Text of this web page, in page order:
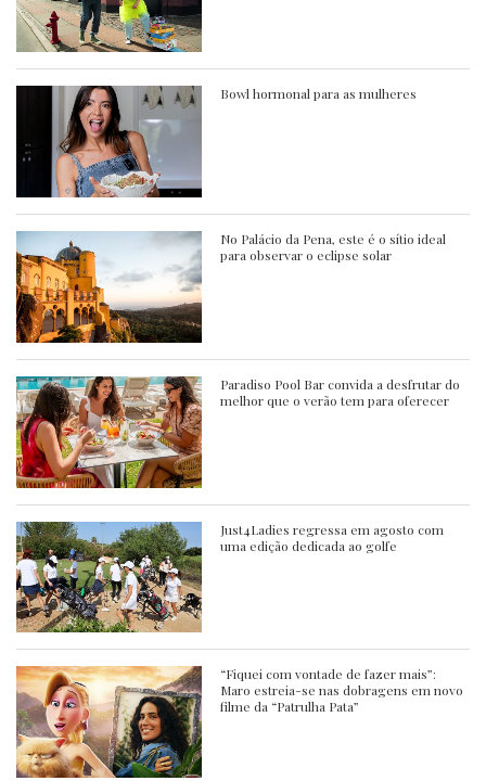
Bowl hormonal para as mulheres
No Palácio da Pena, este é o sítio ideal
para observar o eclipse solar
Paradiso Pool Bar convida a desfrutar do
melhor que o verão tem para oferecer
Just4Ladies regressa em agosto com
uma edição dedicada ao golfe
“Fiquei com vontade de fazer mais”:
Maro estreia-se nas dobragens em novo
filme da “Patrulha Pata”